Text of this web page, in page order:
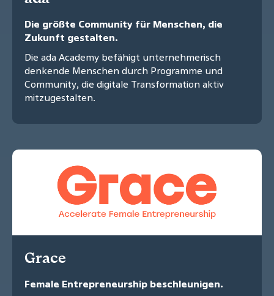
Die größte Community für Menschen, die
Zukunft gestalten.
Die ada Academy befähigt unternehmerisch
denkende Menschen durch Programme und
Community, die digitale Transformation aktiv
mitzugestalten.
Grace
Female Entrepreneurship beschleunigen.